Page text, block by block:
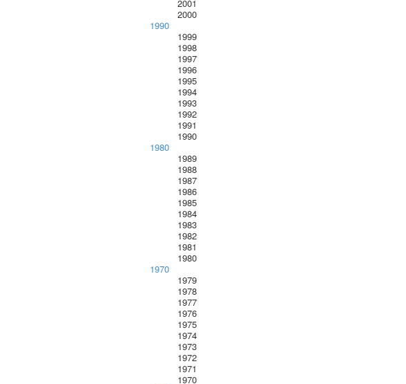
2001
2000
1990
1999
1998
1997
1996
1995
1994
1993
1992
1991
1990
1980
1989
1988
1987
1986
1985
1984
1983
1982
1981
1980
1970
1979
1978
1977
1976
1975
1974
1973
1972
1971
1970